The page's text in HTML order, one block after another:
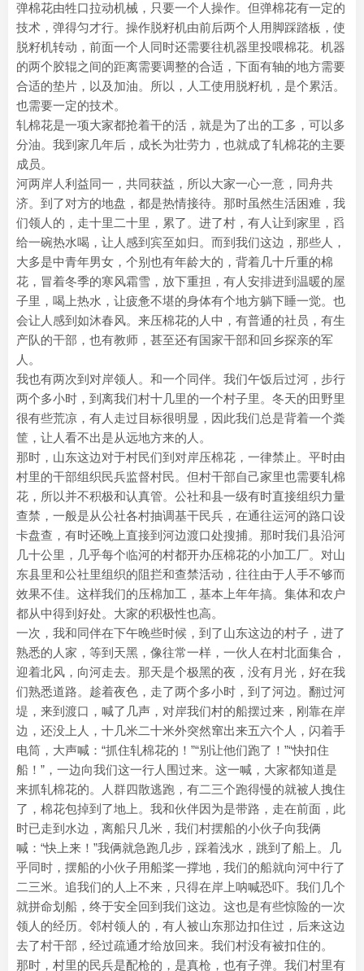
弹棉花由牲口拉动机械，只要一个人操作。但弹棉花有一定的
技术，弹得匀才行。操作脱籽机由前后两个人用脚踩踏板，使
脱籽机转动，前面一个人同时还需要往机器里投喂棉花。机器
的两个胶辊之间的距离需要调整的合适，下面有轴的地方需要
合适的垫片，以及加油。所以，人工使用脱籽机，是个累活。
也需要一定的技术。
轧棉花是一项大家都抢着干的活，就是为了出的工多，可以多
分油。我到家几年后，成长为壮劳力，也就成了轧棉花的主要
成员。
河两岸人利益同一，共同获益，所以大家一心一意，同舟共
济。到了对方的地盘，都是热情接待。那时虽然生活困难，我
们领人的，走十里二十里，累了。进了村，有人让到家里，舀
给一碗热水喝，让人感到宾至如归。而到我们这边，那些人，
大多是中青年男女，个别也有年龄大的，背着几十斤重的棉
花，冒着冬季的寒风霜雪，放下重担，有人安排进到温暖的屋
子里，喝上热水，让疲惫不堪的身体有个地方躺下睡一觉。也
会让人感到如沐春风。来压棉花的人中，有普通的社员，有生
产队的干部，也有教师，甚至还有国家干部和回乡探亲的军
人。
我也有两次到对岸领人。和一个同伴。我们午饭后过河，步行
两个多小时，到离我们村十几里的一个村子里。冬天的田野里
很有些荒凉，有人走过目标很明显，因此我们总是背着一个粪
筐，让人看不出是从远地方来的人。
那时，山东这边对于村民们到对岸压棉花，一律禁止。平时由
村里的干部组织民兵监督村民。但村干部自己家里也需要轧棉
花，所以并不积极和认真管。公社和县一级有时直接组织力量
查禁，一般是从公社各村抽调基干民兵，在通往运河的路口设
卡盘查，有时还晚上直接到河边渡口处搜捕。那时我们县沿河
几十公里，几乎每个临河的村都开办压棉花的小加工厂。对山
东县里和公社里组织的阻拦和查禁活动，往往由于人手不够而
效果不佳。这样我们的压棉加工，基本上年年搞。集体和农户
都从中得到好处。大家的积极性也高。
一次，我和同伴在下午晚些时候，到了山东这边的村子，进了
熟悉的人家，等到天黑，像往常一样，一伙人在村北面集合，
迎着北风，向河走去。那天是个极黑的夜，没有月光，好在我
们熟悉道路。趁着夜色，走了两个多小时，到了河边。翻过河
堤，来到渡口，喊了几声，对岸我们村的船摆过来，刚靠在岸
边，还没上人，十几米二十米外突然窜出来五六个人，闪着手
电筒，大声喊：“抓住轧棉花的！”“别让他们跑了！”“快扣住
船！”，一边向我们这一行人围过来。这一喊，大家都知道是
来抓轧棉花的。人群四散逃跑，有二三个跑得慢的就被人拽住
了，棉花包掉到了地上。我和伙伴因为是带路，走在前面，此
时已走到水边，离船只几米，我们村摆船的小伙子向我俩
喊：“快上来！”我俩就急跑几步，踩着浅水，跳到了船上。几
乎同时，摆船的小伙子用船桨一撑地，我们的船就向河中行了
二三米。追我们的人上不来，只得在岸上呐喊恐吓。我们几个
就拼命划船，终于安全回到我们这边。这也是有些惊险的一次
领人的经历。邻村领人的，有人被山东那边扣住过，后来这边
去了村干部，经过疏通才给放回来。我们村没有被扣住的。
那时，村里的民兵是配枪的，是真枪，也有子弹。我们村里有